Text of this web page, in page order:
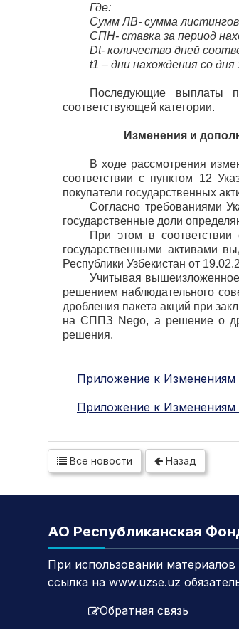
Где:
Сумм ЛВ- сумма
СПН- ставка за период
Dt- количество дней
t1 – дни нахождения со
Последующие выплаты
соответствующей категории.
Изменения и
В ходе рассмотрения
соответствии с пунктом 12
покупатели государственных
Согласно требованиями
государственные доли
При этом в соответствии
государственными активами
Республики Узбекистан от
Учитывая
решением наблюдательного
дробления пакета акций при
на СППЗ Nego, а решение о
решения.
Приложение к
Приложение к
Все новости Назад
АО Республиканская
При использовании
ссылка на www.uzse.uz
Обратная связь